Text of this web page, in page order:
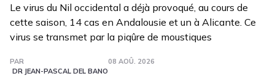
Le virus du Nil occidental a déjà provoqué, au cours de
cette saison, 14 cas en Andalousie et un à Alicante. Ce
virus se transmet par la piqûre de moustiques
PAR
DR JEAN-PASCAL DEL BANO
08 AOÛ. 2026